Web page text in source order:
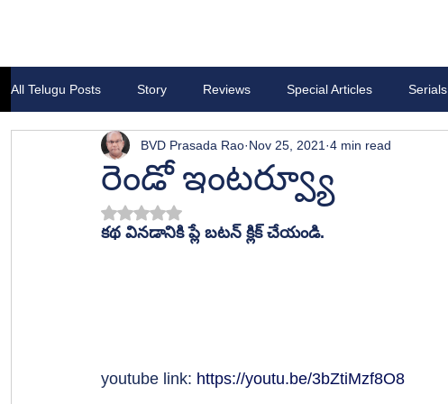
All Telugu Posts Story Reviews Special Articles Serials
రెండో ఇంటర్వ్యూ
BVD Prasada Rao Nov 25, 2021 4 min read
Rated NaN out of 5 stars.
కథ వినడానికి ప్లే బటన్ క్లిక్ చేయండి.
youtube link: https://youtu.be/3bZtiMzf8O8